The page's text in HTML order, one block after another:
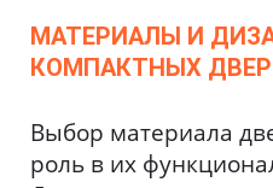
МАТЕРИАЛЫ И
КОМПАКТНЫХ
Выбор материала
роль в их